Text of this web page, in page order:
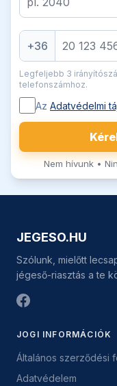
+36
Legfeljebb 3
telefonszámhoz.
Az Adatvédelmi
Nem hívunk •
JEGESO.HU
Szólunk, mielőtt
jégeső-riasztás a te
JOGI INFORMÁCIÓK
Általános szerződési
Adatvédelem